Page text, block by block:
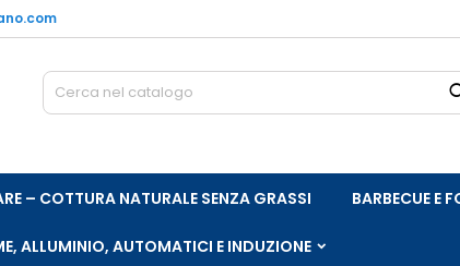
– COTTURA NATURALE SENZA GRASSI BARBECUE E
ALLUMINIO, AUTOMATICI E INDUZIONE
Le mie liste di desideri
Crea nuova lista
Crea lista dei desideri
Annulla
Accedi
Devi avere effettuato l'accesso per salvare dei prodotti nella
Annulla